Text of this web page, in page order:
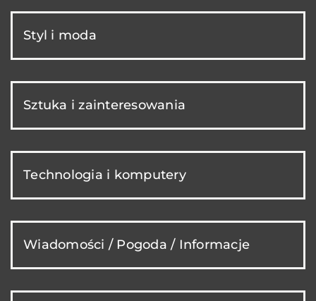
Styl i moda
Sztuka i zainteresowania
Technologia i komputery
Wiadomości / Pogoda / Informacje